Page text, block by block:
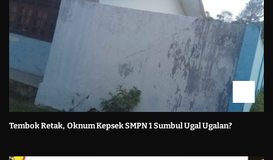
Tembok Retak, Oknum Kepsek SMPN 1 Sumbul Ugal Ugalan?